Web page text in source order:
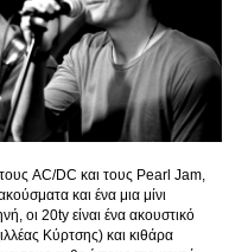
AC/DC και τους Pearl Jam,
και ένα μια μίνι
οι 20ty είναι ένα ακουστικό
Κύρτσης) και κιθάρα